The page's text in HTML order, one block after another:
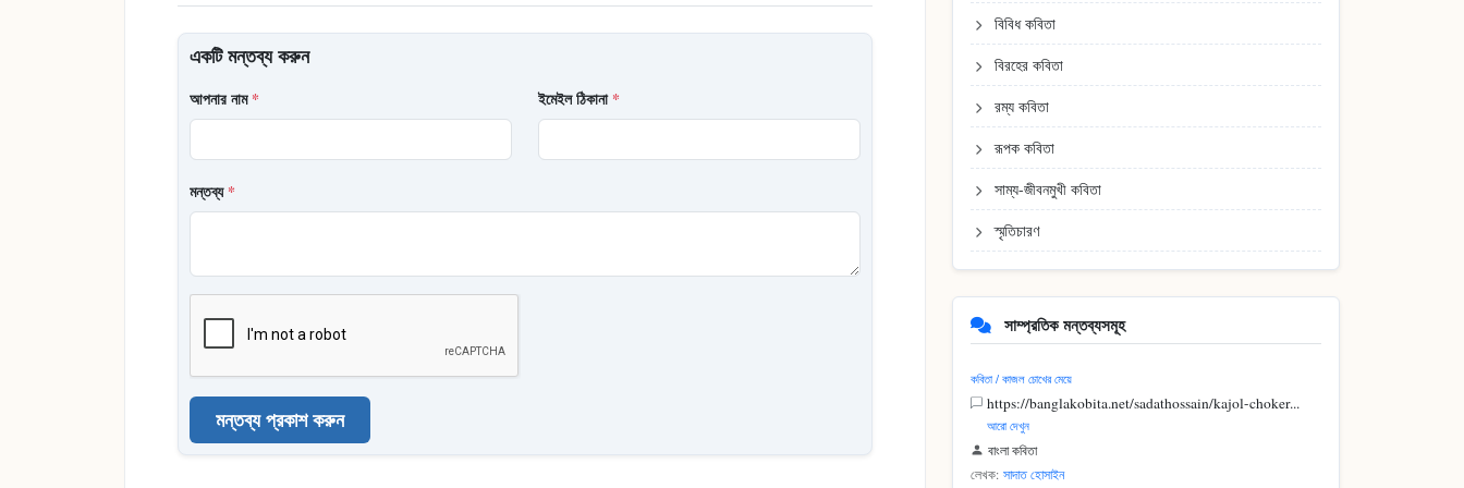
একটি মন্তব্য করুন
আপনার নাম* ইমেইল ঠিকানা*
মন্তব্য*
মন্তব্য প্রকাশ করুন
বিবিধ কবিতা
বিরহের কবিতা
রম্য কবিতা
রূপক কবিতা
সাম্য-জীবনমুখী কবিতা
স্মৃতিচারণ
সাম্প্রতিক মন্তব্যসমূহ
কবিতা / কাজল চোখের মেয়ে
https://banglakobita.net/sadathossain/kajol-choker...
আরো দেখুন
বাংলা কবিতা
লেখক: সাদাত হোসাইন